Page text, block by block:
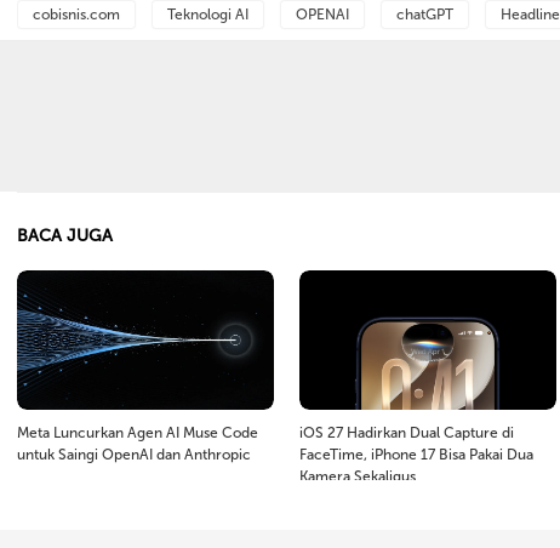
cobisnis.com Teknologi AI OPENAI chatGPT Headline
BACA JUGA
Meta Luncurkan Agen AI Muse Code
untuk Saingi OpenAI dan Anthropic
iOS 27 Hadirkan Dual Capture di
FaceTime, iPhone 17 Bisa Pakai Dua
Kamera Sekaligus